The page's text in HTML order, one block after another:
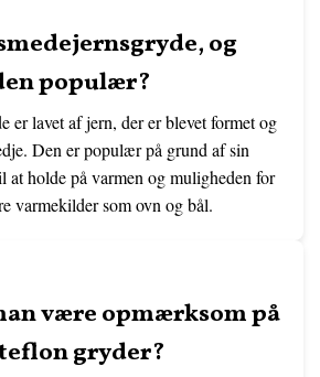
og
populær?
er lavet af jern, der er blevet formet og
Den er populær på grund af sin
at holde på varmen og muligheden for
varmekilder som ovn og bål.
være opmærksom på
gryder?